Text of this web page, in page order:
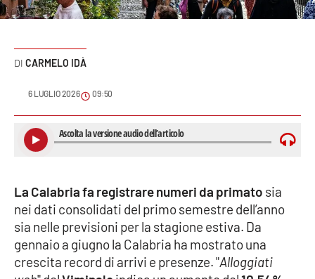
Cultura
Podcast
Meteo
Editoriali
Ambiente
Cronaca
CARMELO IDÀ
6 LUGLIO 2026 09:50
La Calabria fa registrare numeri da primato sia
nei dati consolidati del primo semestre dell’anno
sia nelle previsioni per la stagione estiva. Da
gennaio a giugno la Calabria ha mostrato una
crescita record di arrivi e presenze. "Alloggiati